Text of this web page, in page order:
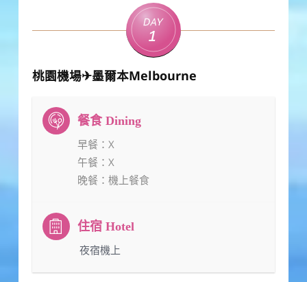
Day
1
桃園機場✈墨爾本Melbourne
早餐 ：X
午餐 ：X
晚餐 ：機上餐食
：夜宿機上